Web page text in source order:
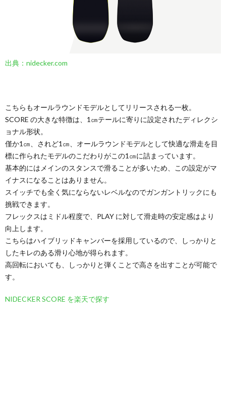
出典：nidecker.com
こちらもオールラウンドモデルとしてリリースされる一枚。
SCORE の大きな特徴は、1㎝テールに寄りに設定されたディレクシ
ョナル形状。
僅か1㎝、されど1㎝、オールラウンドモデルとして快適な滑走を目
標に作られたモデルのこだわりがこの1㎝に詰まっています。
基本的にはメインのスタンスで滑ることが多いため、この設定がマ
イナスになることはありません。
スイッチでも全く気にならないレベルなのでガンガントリックにも
挑戦できます。
フレックスはミドル程度で、PLAY に対して滑走時の安定感はより
向上します。
こちらはハイブリッドキャンバーを採用しているので、しっかりと
したキレのある滑り心地が得られます。
高回転においても、しっかりと弾くことで高さを出すことが可能で
す。
NIDECKER SCORE を楽天で探す